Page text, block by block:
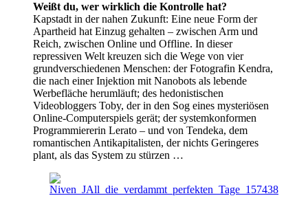
Weißt du, wer wirklich die Kontrolle hat?
Kapstadt in der nahen Zukunft: Eine neue Form der
Apartheid hat Einzug gehalten – zwischen Arm und
Reich, zwischen Online und Offline. In dieser
repressiven Welt kreuzen sich die Wege von vier
grundverschiedenen Menschen: der Fotografin Kendra,
die nach einer Injektion mit Nanobots als lebende
Werbefläche herumläuft; des hedonistischen
Videobloggers Toby, der in den Sog eines mysteriösen
Online-Computerspiels gerät; der systemkonformen
Programmiererin Lerato – und von Tendeka, dem
romantischen Antikapitalisten, der nichts Geringeres
plant, als das System zu stürzen …